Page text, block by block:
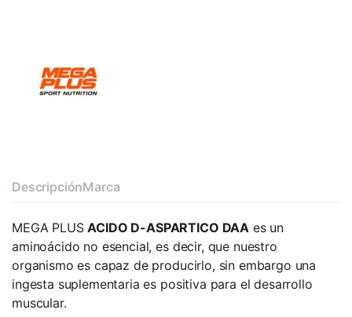
DescripciónMarca
MEGA PLUSACIDO D-ASPARTICO DAA es un
aminoácido no esencial, es decir, que nuestro
organismo es capaz de producirlo, sin embargo una
ingesta suplementaria es positiva para el desarrollo
muscular.